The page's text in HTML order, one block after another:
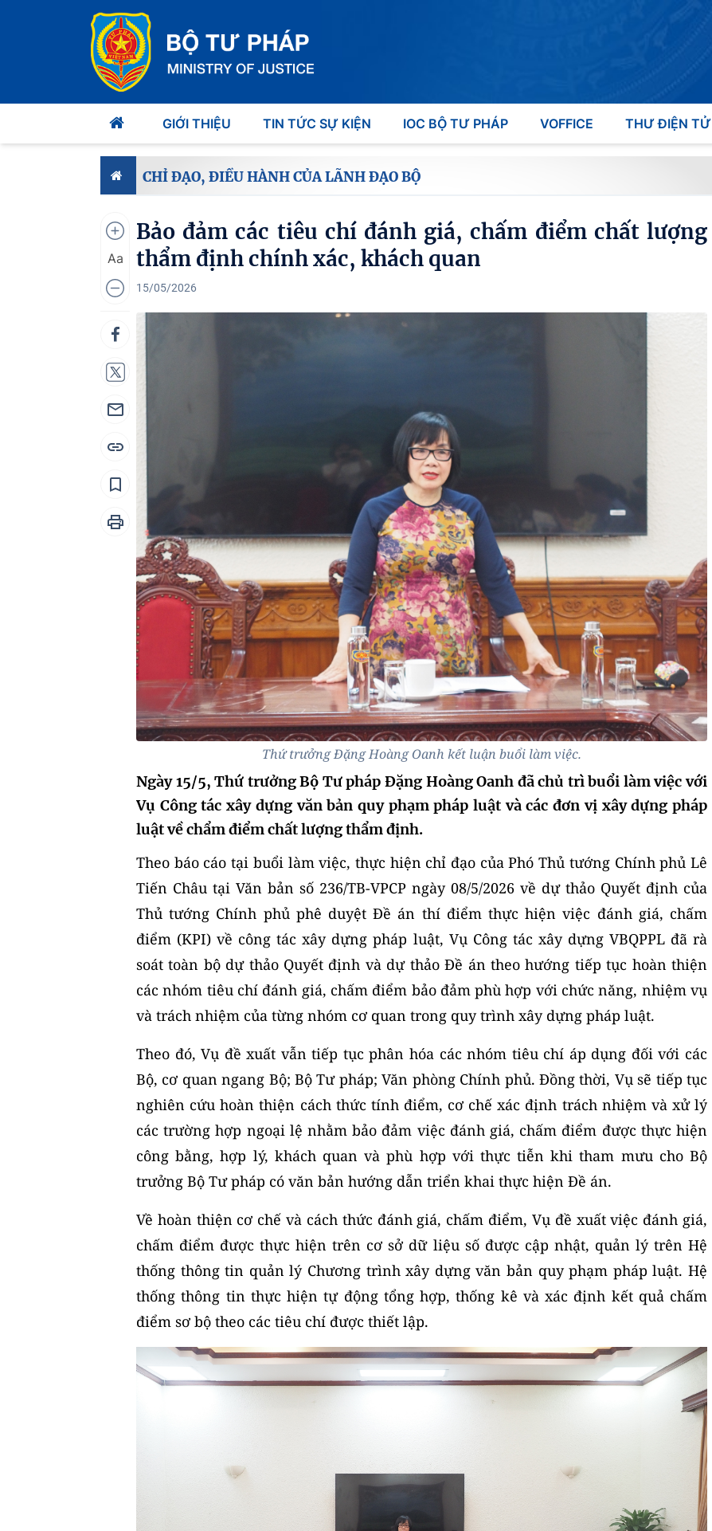
GIỚI THIỆU TIN TỨC SỰ KIỆN IOC BỘ TƯ PHÁP VOFFICE THƯ ĐIỆN TỬ
CHỈ ĐẠO, ĐIỀU HÀNH CỦA LÃNH ĐẠO BỘ
Aa
Bảo đảm các tiêu chí đánh giá, chấm điểm chất lượng
thẩm định chính xác, khách quan
15/05/2026
Thứ trưởng Đặng Hoàng Oanh kết luận buổi làm việc.
Ngày 15/5, Thứ trưởng Bộ Tư pháp Đặng Hoàng Oanh đã chủ trì buổi làm việc với
Vụ Công tác xây dựng văn bản quy phạm pháp luật và các đơn vị xây dựng pháp
luật về chẩm điểm chất lượng thẩm định.
Theo báo cáo tại buổi làm việc, thực hiện chỉ đạo của Phó Thủ tướng Chính phủ Lê
Tiến Châu tại Văn bản số 236/TB-VPCP ngày 08/5/2026 về dự thảo Quyết định của
Thủ tướng Chính phủ phê duyệt Đề án thí điểm thực hiện việc đánh giá, chấm
điểm (KPI) về công tác xây dựng pháp luật, Vụ Công tác xây dựng VBQPPL đã rà
soát toàn bộ dự thảo Quyết định và dự thảo Đề án theo hướng tiếp tục hoàn thiện
các nhóm tiêu chí đánh giá, chấm điểm bảo đảm phù hợp với chức năng, nhiệm vụ
và trách nhiệm của từng nhóm cơ quan trong quy trình xây dựng pháp luật.
Theo đó, Vụ đề xuất vẫn tiếp tục phân hóa các nhóm tiêu chí áp dụng đối với các
Bộ, cơ quan ngang Bộ; Bộ Tư pháp; Văn phòng Chính phủ. Đồng thời, Vụ sẽ tiếp tục
nghiên cứu hoàn thiện cách thức tính điểm, cơ chế xác định trách nhiệm và xử lý
các trường hợp ngoại lệ nhằm bảo đảm việc đánh giá, chấm điểm được thực hiện
công bằng, hợp lý, khách quan và phù hợp với thực tiễn khi tham mưu cho Bộ
trưởng Bộ Tư pháp có văn bản hướng dẫn triển khai thực hiện Đề án.
Về hoàn thiện cơ chế và cách thức đánh giá, chấm điểm, Vụ đề xuất việc đánh giá,
chấm điểm được thực hiện trên cơ sở dữ liệu số được cập nhật, quản lý trên Hệ
thống thông tin quản lý Chương trình xây dựng văn bản quy phạm pháp luật. Hệ
thống thông tin thực hiện tự động tổng hợp, thống kê và xác định kết quả chấm
điểm sơ bộ theo các tiêu chí được thiết lập.